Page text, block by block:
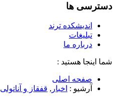
دسترسی ها
اندیشکده ترند
تبلیغات
درباره ما
شما اینجا هستید :
صفحه اصلی
آرشیو : اخبار , قفقاز و آناتولی